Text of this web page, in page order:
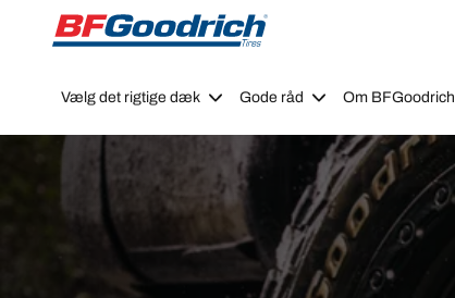
Go to page content
Go to page navigation
Vælg det rigtige dæk Gode råd Om BFGoodrich